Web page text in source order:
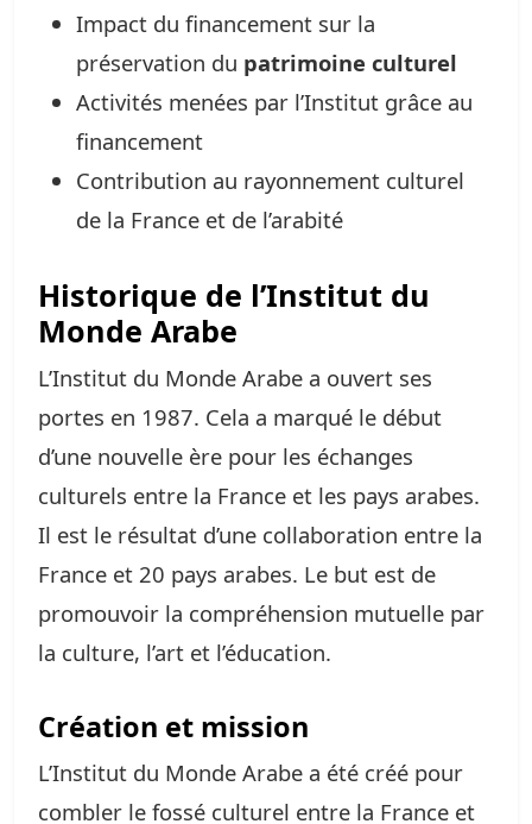
Impact du financement sur la
préservation du patrimoine culturel
Activités menées par l’Institut grâce au
financement
Contribution au rayonnement culturel
de la France et de l’arabité
Historique de l’Institut du
Monde Arabe
L’Institut du Monde Arabe a ouvert ses
portes en 1987. Cela a marqué le début
d’une nouvelle ère pour les échanges
culturels entre la France et les pays arabes.
Il est le résultat d’une collaboration entre la
France et 20 pays arabes. Le but est de
promouvoir la compréhension mutuelle par
la culture, l’art et l’éducation.
Création et mission
L’Institut du Monde Arabe a été créé pour
combler le fossé culturel entre la France et